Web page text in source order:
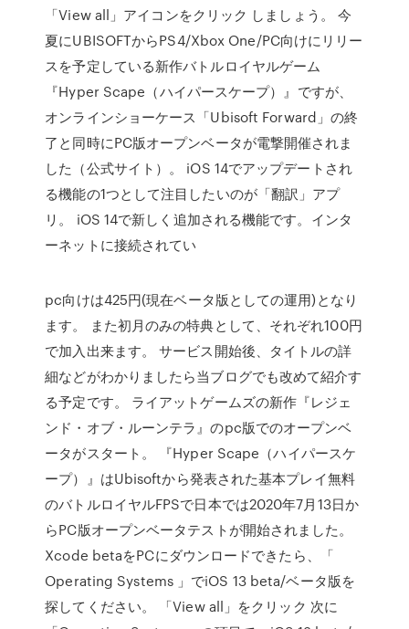
「View all」アイコンをクリック しましょう。 今
夏にUBISOFTからPS4/Xbox One/PC向けにリリー
スを予定している新作バトルロイヤルゲーム
『Hyper Scape（ハイパースケープ）』ですが、
オンラインショーケース「Ubisoft Forward」の終
了と同時にPC版オープンベータが電撃開催されま
した（公式サイト）。 iOS 14でアップデートされ
る機能の1つとして注目したいのが「翻訳」アプ
リ。 iOS 14で新しく追加される機能です。インタ
ーネットに接続されてい
pc向けは425円(現在ベータ版としての運用)となり
ます。 また初月のみの特典として、それぞれ100円
で加入出来ます。 サービス開始後、タイトルの詳
細などがわかりましたら当ブログでも改めて紹介す
る予定です。 ライアットゲームズの新作『レジェ
ンド・オブ・ルーンテラ』のpc版でのオープンベ
ータがスタート。 『Hyper Scape（ハイパースケ
ープ）』はUbisoftから発表された基本プレイ無料
のバトルロイヤルFPSで日本では2020年7月13日か
らPC版オープンベータテストが開始されました。
Xcode betaをPCにダウンロードできたら、「
Operating Systems 」でiOS 13 beta/ベータ版を
探してください。 「View all」をクリック 次に